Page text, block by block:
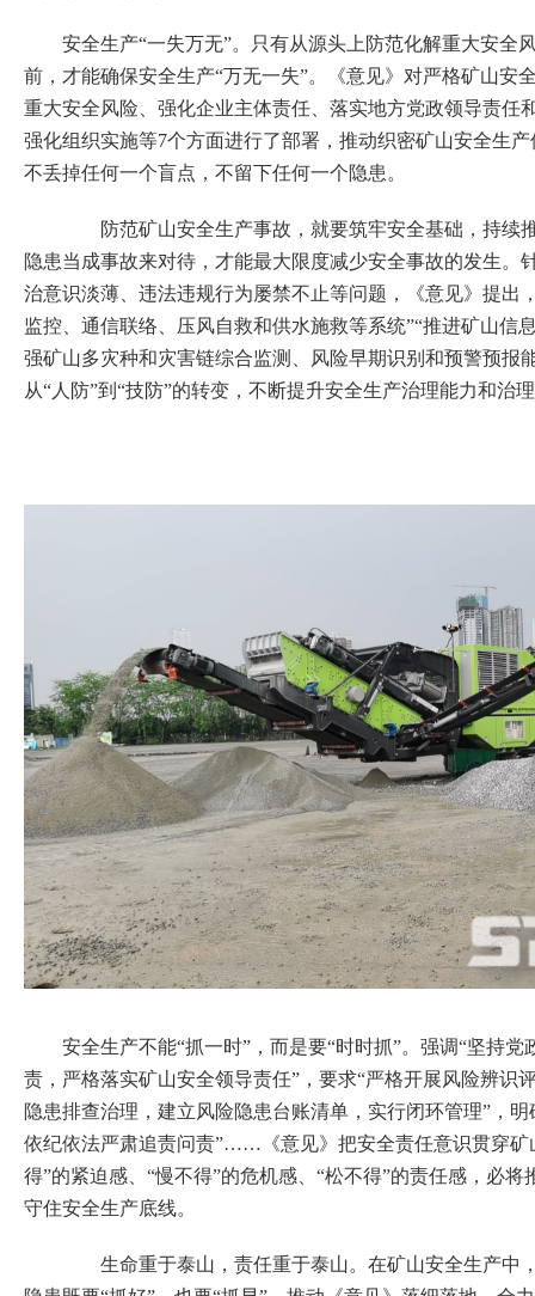
安全生产“一失万无”。只有从源头上防范化解重大安全
前，才能确保安全生产“万无一失”。《意见》对严格矿山安
重大安全风险、强化企业主体责任、落实地方党政领导责任
强化组织实施等7个方面进行了部署，推动织密矿山安全生
不丢掉任何一个盲点，不留下任何一个隐患。
防范矿山安全生产事故，就要筑牢安全基础，持续
隐患当成事故来对待，才能最大限度减少安全事故的发生。
治意识淡薄、违法违规行为屡禁不止等问题，《意见》提出
监控、通信联络、压风自救和供水施救等系统”“推进矿山信
强矿山多灾种和灾害链综合监测、风险早期识别和预警预报
从“人防”到“技防”的转变，不断提升安全生产治理能力和治
安全生产不能“抓一时”，而是要“时时抓”。强调“坚持党
责，严格落实矿山安全领导责任”，要求“严格开展风险辨识
隐患排查治理，建立风险隐患台账清单，实行闭环管理”，
依纪依法严肃追责问责”……《意见》把安全责任意识贯穿矿
得”的紧迫感、“慢不得”的危机感、“松不得”的责任感，必
守住安全生产底线。
生命重于泰山，责任重于泰山。在矿山安全生产中，